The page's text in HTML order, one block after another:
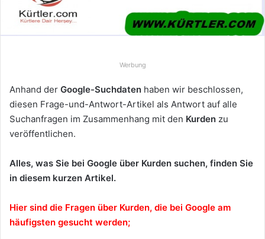
n
e
E
i
l
Werbung
Anhand der Google-Suchdaten haben wir beschlossen,
diesen Frage-und-Antwort-Artikel als Antwort auf alle
Suchanfragen im Zusammenhang mit den Kurden zu
veröffentlichen.
Alles, was Sie bei Google über Kurden suchen, finden Sie
in diesem kurzen Artikel.
Hier sind die Fragen über Kurden, die bei Google am
häufigsten gesucht werden;